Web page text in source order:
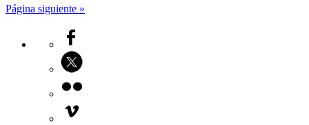
Página siguiente »